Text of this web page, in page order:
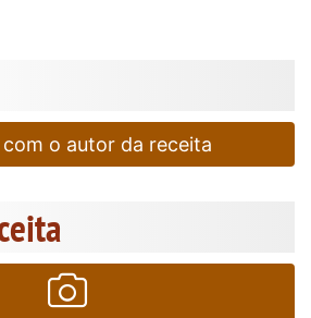
com o autor da receita